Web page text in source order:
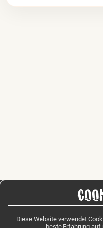
Diese Website verwendet
beste Erfahrung